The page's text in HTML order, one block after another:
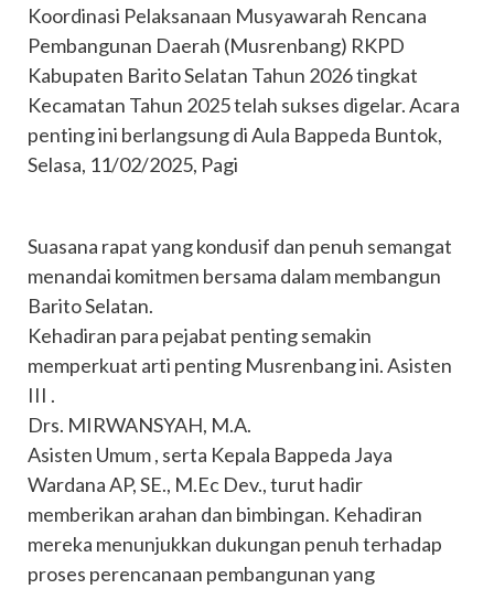
Koordinasi Pelaksanaan Musyawarah Rencana
Pembangunan Daerah (Musrenbang) RKPD
Kabupaten Barito Selatan Tahun 2026 tingkat
Kecamatan Tahun 2025 telah sukses digelar. Acara
penting ini berlangsung di Aula Bappeda Buntok,
Selasa, 11/02/2025, Pagi
Suasana rapat yang kondusif dan penuh semangat
menandai komitmen bersama dalam membangun
Barito Selatan.
Kehadiran para pejabat penting semakin
memperkuat arti penting Musrenbang ini. Asisten
III .
Drs. MIRWANSYAH, M.A.
Asisten Umum , serta Kepala Bappeda Jaya
Wardana AP, SE., M.Ec Dev., turut hadir
memberikan arahan dan bimbingan. Kehadiran
mereka menunjukkan dukungan penuh terhadap
proses perencanaan pembangunan yang